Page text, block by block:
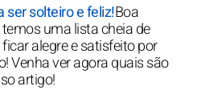
ser solteiro e feliz!Boa
uma lista cheia de
alegre e satisfeito por
Venha ver agora quais são
artigo!